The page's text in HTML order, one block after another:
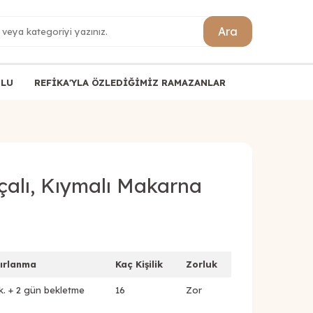
Ara
REFİKA'YLA ÖZLEDİĞİMİZ RAMAZANLAR
Kıymalı Makarna
Kaç Kişilik Zorluk
+ 2 gün bekletme 16 Zor